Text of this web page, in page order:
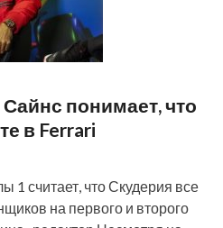
понимает, что
в Ferrari
считает, что Скудерия все
на первого и второго